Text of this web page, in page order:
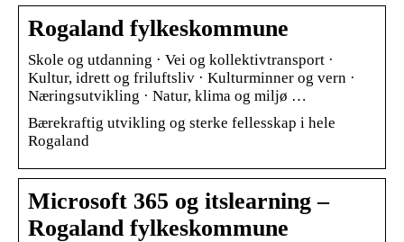
Rogaland fylkeskommune
Skole og utdanning · Vei og kollektivtransport ·
Kultur, idrett og friluftsliv · Kulturminner og vern ·
Næringsutvikling · Natur, klima og miljø …
Bærekraftig utvikling og sterke fellesskap i hele
Rogaland
Microsoft 365 og itslearning –
Rogaland fylkeskommune